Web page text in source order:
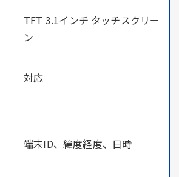
TFT 3.1インチ タッチスクリー
ン
対応
端末ID、緯度経度、日時